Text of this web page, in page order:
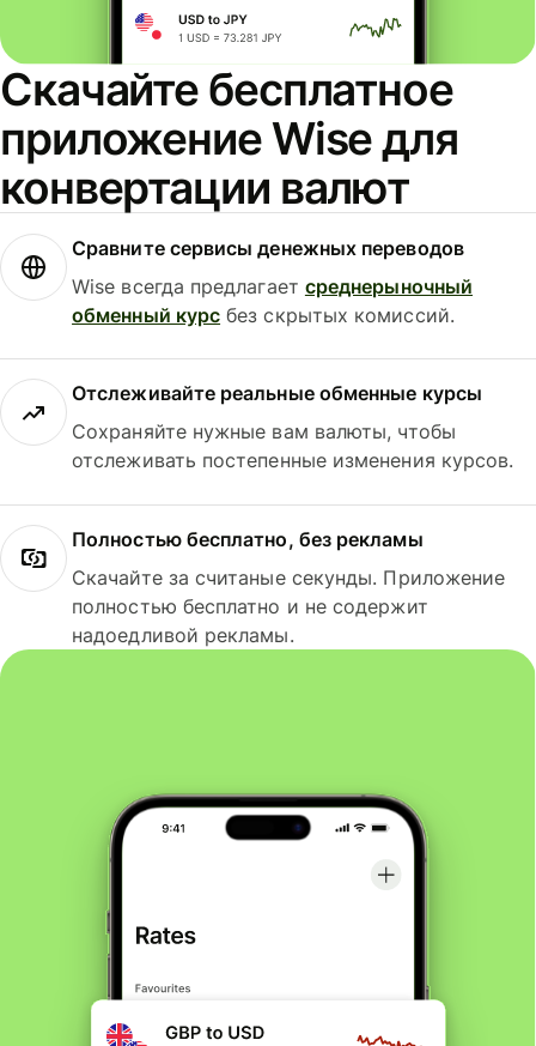
Скачайте бесплатное
приложение Wise для
конвертации валют
Сравните сервисы денежных переводов
Wise всегда предлагает среднерыночный
обменный курс без скрытых комиссий.
Отслеживайте реальные обменные курсы
Сохраняйте нужные вам валюты, чтобы
отслеживать постепенные изменения курсов.
Полностью бесплатно, без рекламы
Скачайте за считаные секунды. Приложение
полностью бесплатно и не содержит
надоедливой рекламы.